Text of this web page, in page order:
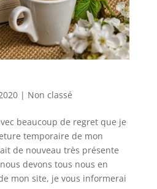
| Non classé
beaucoup de regret que je
temporaire de mon
de nouveau très présente
devons tous nous en
mon site, je vous informerai